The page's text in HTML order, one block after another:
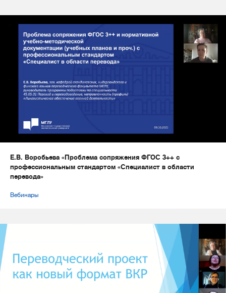
Е.В. Воробьева «Проблема сопряжения ФГОС 3++ с
профессиональным стандартом «Специалист в области
перевода»
Вебинары